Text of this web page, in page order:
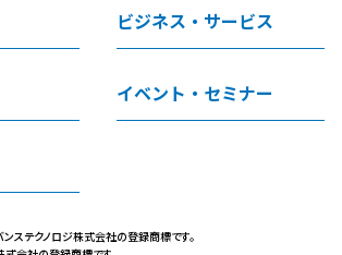
ビジネス・サービス
イベント・セミナー
ステクノロジ株式会社の登録商標です。